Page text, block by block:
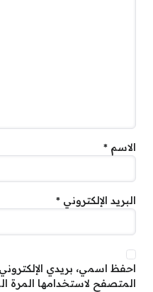
الاسم *
البريد الإلكتروني *
احفظ اسمي، بريدي
المتصفح لاستخدامها المرة